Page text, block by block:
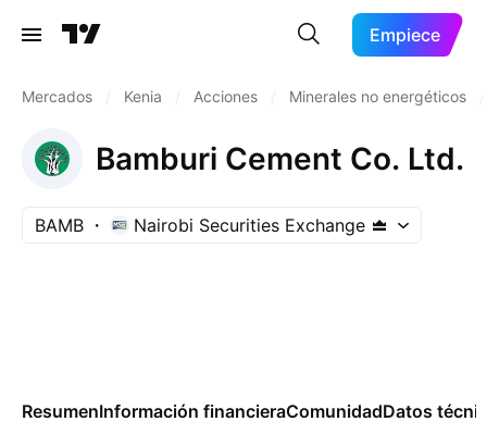
Empiece
Mercados Kenia Acciones Minerales no energéticos
Bamburi Cement Co. Ltd.
BAMB Nairobi Securities Exchange
ResumenInformación financieraComunidadDatos